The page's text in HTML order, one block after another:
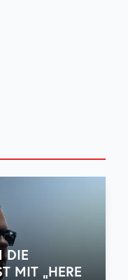
DIE
MIT „HERE